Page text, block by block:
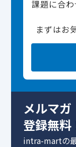
課題に合
まずはお
メルマガ
登録無料
intra-martの